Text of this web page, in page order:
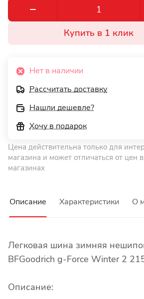
Купить в 1 клик
Нет в наличии
Рассчитать доставку
Нашли дешевле?
Хочу в подарок
Цена действительна только для
магазина и может отличаться от цен
магазинах
Описание Характеристики О
Легковая шина зимняя
BFGoodrich g-Force Winter 2
Описание: